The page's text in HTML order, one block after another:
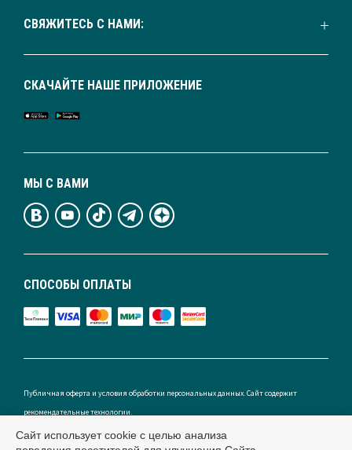
СВЯЖИТЕСЬ С НАМИ:
СПОСОБЫ ОПЛАТЫ
МЫ С ВАМИ
СКАЧАЙТЕ НАШЕ ПРИЛОЖЕНИЕ
Публичная оферта и условия обработки персональных данных. Сайт содержит
рекомендательные технологии.
Сайт использует cookie с целью анализа